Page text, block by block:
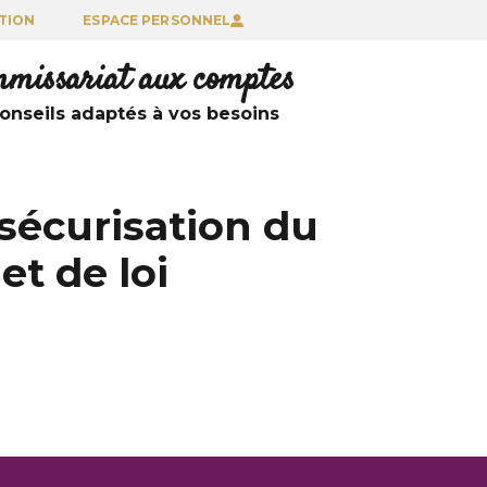
ESPACE PERSONNEL
aux comptes
adaptés à vos besoins
du
de loi